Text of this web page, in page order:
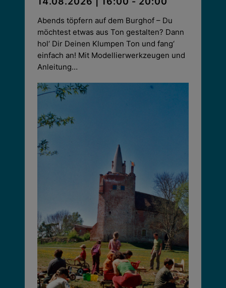
Abends töpfern auf dem Burghof – Du
möchtest etwas aus Ton gestalten? Dann
hol‘ Dir Deinen Klumpen Ton und fang‘
einfach an! Mit Modellierwerkzeugen und
Anleitung…